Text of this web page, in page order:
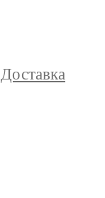
Доставка